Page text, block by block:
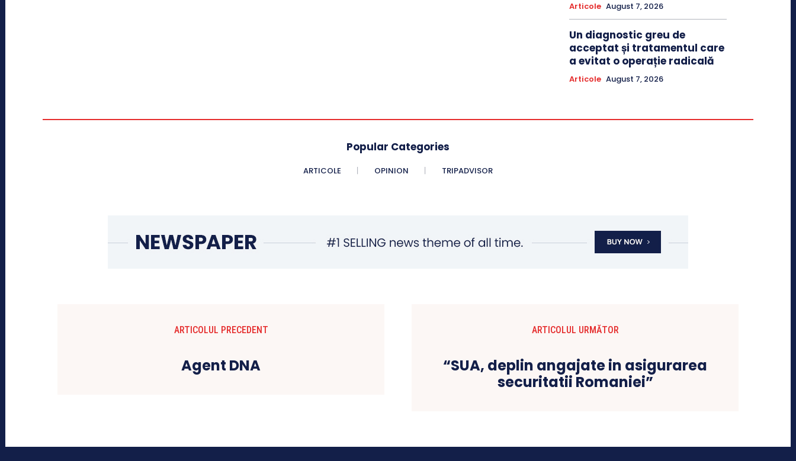
Articole August 7, 2026
Un diagnostic greu de
acceptat și tratamentul care
a evitat o operație radicală
Articole August 7, 2026
Popular Categories
ARTICOLE OPINION TRIPADVISOR
ARTICOLUL PRECEDENT
Agent DNA
ARTICOLUL URMĂTOR
“SUA, deplin angajate in asigurarea
securitatii Romaniei”